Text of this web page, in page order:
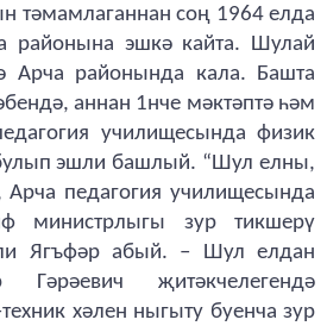
тәмамлаганнан соң 1964 елда
районына эшкә кайта. Шулай
Арча районында кала. Башта
аннан 1нче мәктәптә һәм
училищесында физик
эшли башлый. “Шул елны,
педагогия училищесында
министрлыгы зур тикшерү
Ягъфәр абый. – Шул елдан
җитәкчелегендә
хәлен ныгыту буенча зур